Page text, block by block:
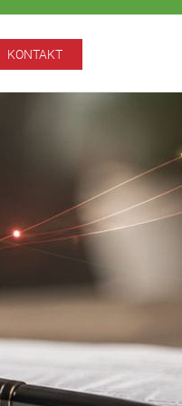
KONTAKT